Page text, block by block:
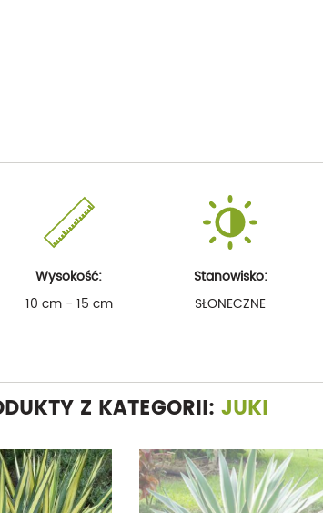
Wysokość:
10 cm - 15 cm
Stanowisko:
SŁONECZNE
Z KATEGORII: JUKI